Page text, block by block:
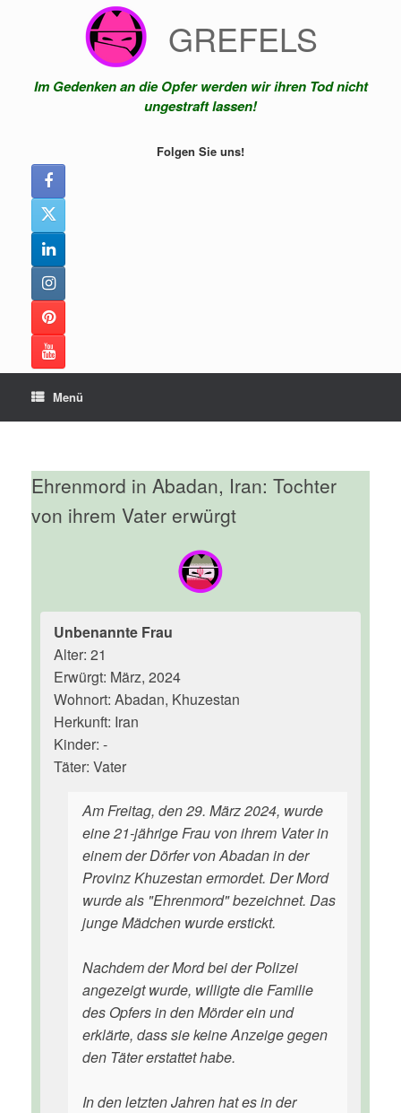
GREFELS
Im Gedenken an die Opfer werden wir ihren Tod nicht
ungestraft lassen!
Folgen Sie uns!
Menü
Ehrenmord in Abadan, Iran: Tochter
von ihrem Vater erwürgt
Unbenannte Frau
Alter: 21
Erwürgt: März, 2024
Wohnort: Abadan, Khuzestan
Herkunft: Iran
Kinder: -
Täter: Vater
Am Freitag, den 29. März 2024, wurde
eine 21-jährige Frau von ihrem Vater in
einem der Dörfer von Abadan in der
Provinz Khuzestan ermordet. Der Mord
wurde als "Ehrenmord" bezeichnet. Das
junge Mädchen wurde erstickt.
Nachdem der Mord bei der Polizei
angezeigt wurde, willigte die Familie
des Opfers in den Mörder ein und
erklärte, dass sie keine Anzeige gegen
den Täter erstattet habe.
In den letzten Jahren hat es in der